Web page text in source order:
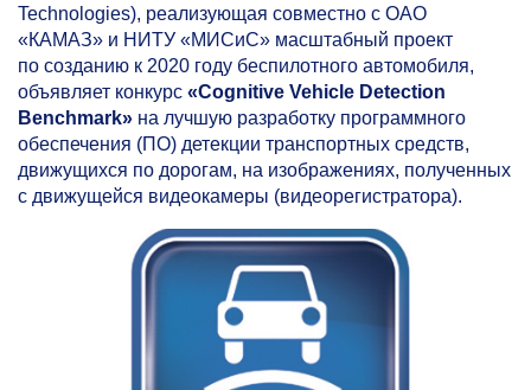
Technologies), реализующая совместно с ОАО
«КАМАЗ» и НИТУ «МИСиС» масштабный проект
по созданию к 2020 году беспилотного автомобиля,
объявляет конкурс «Cognitive Vehicle Detection
Benchmark» на лучшую разработку программного
обеспечения (ПО) детекции транспортных средств,
движущихся по дорогам, на изображениях, полученных
с движущейся видеокамеры (видеорегистраторa).